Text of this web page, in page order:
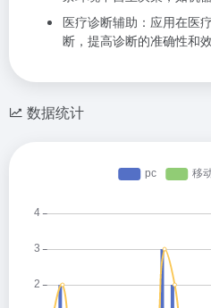
医疗诊断辅助：应用在医
断，提高诊断的准确性和效
数据统计